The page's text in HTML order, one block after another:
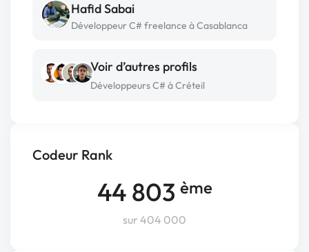
Codeur Rank
44 803 ème
sur 404 000
Hafid Sabai
Développeur C# freelance à Casablanca
Voir d’autres profils
Développeurs C# à Créteil